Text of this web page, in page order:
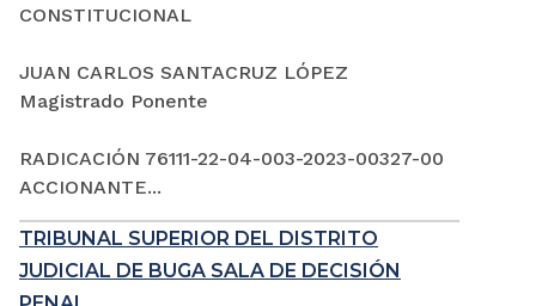
CONSTITUCIONAL
JUAN CARLOS SANTACRUZ LÓPEZ
Magistrado Ponente
RADICACIÓN 76111-22-04-003-2023-00327-00
ACCIONANTE...
TRIBUNAL SUPERIOR DEL DISTRITO
JUDICIAL DE BUGA SALA DE DECISIÓN